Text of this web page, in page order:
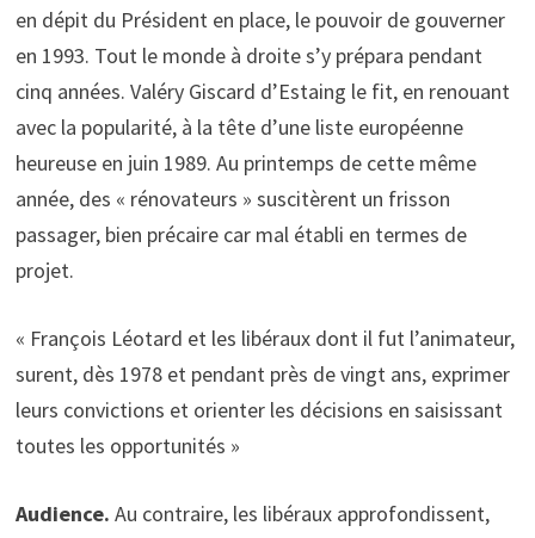
en dépit du Président en place, le pouvoir de gouverner
en 1993. Tout le monde à droite s’y prépara pendant
cinq années. Valéry Giscard d’Estaing le fit, en renouant
avec la popularité, à la tête d’une liste européenne
heureuse en juin 1989. Au printemps de cette même
année, des « rénovateurs » suscitèrent un frisson
passager, bien précaire car mal établi en termes de
projet.
« François Léotard et les libéraux dont il fut l’animateur,
surent, dès 1978 et pendant près de vingt ans, exprimer
leurs convictions et orienter les décisions en saisissant
toutes les opportunités »
Audience. Au contraire, les libéraux approfondissent,